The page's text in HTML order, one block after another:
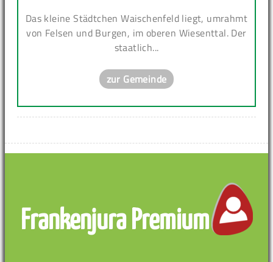
Das kleine Städtchen Waischenfeld liegt, umrahmt
von Felsen und Burgen, im oberen Wiesenttal. Der
staatlich...
zur Gemeinde
Frankenjura Premium